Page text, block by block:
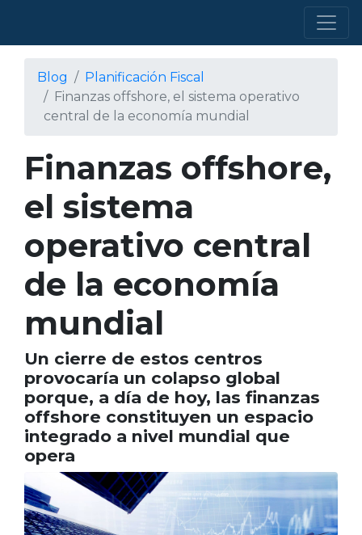
Blog
Planificación Fiscal
Finanzas offshore, el sistema operativo
central de la economía mundial
Finanzas offshore,
el sistema
operativo central
de la economía
mundial
Un cierre de estos centros
provocaría un colapso global
porque, a día de hoy, las finanzas
offshore constituyen un espacio
integrado a nivel mundial que
opera